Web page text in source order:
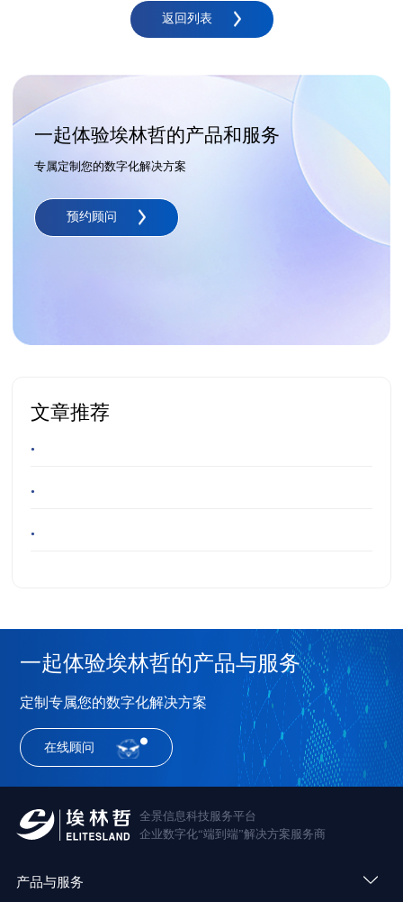
返回列表
一起体验埃林哲的产品和服务
专属定制您的数字化解决方案
预约顾问
文章推荐
•
•
•
一起体验埃林哲的产品与服务
定制专属您的数字化解决方案
在线顾问
全景信息科技服务平台
企业数字化“端到端”解决方案服务商
产品与服务